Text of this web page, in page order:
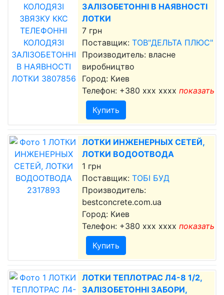
ЗАЛІЗОБЕТОННІ В НАЯВНОСТІ
ЛОТКИ
7 грн
Поставщик: ТОВ"ДЕЛЬТА ПЛЮС"
Производитель: власне
виробництво
Город: Киев
Телефон: +380 xxx xxxx показать
Купить
ЛОТКИ ИНЖЕНЕРНЫХ СЕТЕЙ,
ЛОТКИ ВОДООТВОДА
1 грн
Поставщик: ТОБІ БУД
Производитель:
bestconcrete.com.ua
Город: Киев
Телефон: +380 xxx xxxx показать
Купить
ЛОТКИ ТЕПЛОТРАС Л4-8 1/2,
ЗАЛІЗОБЕТОННІ ЗАБОРИ,